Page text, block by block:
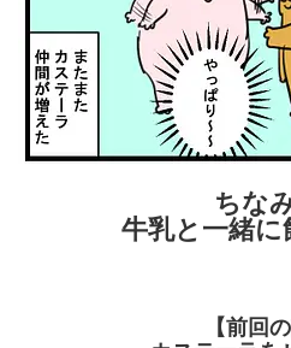
ちな
牛乳と一緒
【前回